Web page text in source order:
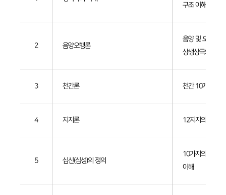
구조 이해
2 음양오행론
음양 및 오행의
상생상극의 이해
3 천간론 천간 10개의 성
4 지지론 12지지의 성질
5 십신(십성)의 정의
10가지의 별-십
이해